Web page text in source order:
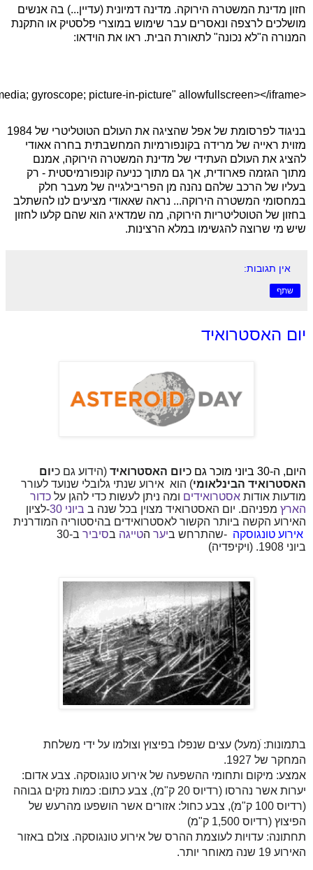
חזון מדינת המשטרה הירוקה. מדינה דמיונית (עדיין...) בה אנשים
מושלכים לרצפה ונאסרים עבר שימוש במוצרי פלסטיק או התקנת
המנורה ה"לא נכונה" לתאורת הבית. ראו את הוידאו:
<iframe width="560" height="315" src="https://www.youtube.com/embed/PVPyHrPZbVM" frameborder="0" allow="accelerometer; autoplay; encrypted-media; gyroscope; picture-in-picture" allowfullscreen></iframe>
בניגוד לפרסומת של אפל שהציגה את העולם הטוטליטרי של 1984
מזוית ראייה של מרידה בקונפורמיות המחשבתית בחרה אאודי
להציג את העולם העתידי של מדינת המשטרה הירוקה, אמנם
מתוך הגזמה פארודית, אך גם מתוך כניעה קונפורמיסטית - רק
בעליו של הרכב שלהם נהנה מן הפריבילגייה של מעבר חלק
במחסומי המשטרה הירוקה... נראה שאאודי מציעים לנו להשתלב
בחזון של הטוטליטריות הירוקה, מה שמדאיג הוא שהם קלעו לחזון
שיש מי שרוצה להגשימו במלא הרצינות.
אין תגובות:
שתף
יום האסטרואיד
היום, ה-30 ביוני מוכר גם כ יום האסטרואיד (הידוע גם כיום
האסטרואיד הבינלאומי( הוא אירוע שנתי גלובלי שנועד לעורר
מודעות אודות אסטרואידים ומה ניתן לעשות כדי להגן על כדור
הארץ מפניהם. יום האסטרואיד מצוין בכל שנה ב -30 ביוני
לציון
האירוע הקשה ביותר הקשור לאסטרואידים בהיסטוריה המודרנית
- אירוע טונגוסקה שהתרחש ביער הטייגה בסיביר
ב-30
ביוני 1908. (ויקיפדיה)
בתמונות: ׁ(מעל) עצים שנפלו בפיצוץ וצולמו על ידי משלחת
המחקר של 1927.
אמצע: מיקום ותחומי ההשפעה של אירוע טונגוסקה. צבע אדום:
יערות אשר נהרסו (רדיוס 20 ק"מ), צבע כתום: כמות נזקים גבוהה
(רדיוס 100 ק"מ), צבע כחול: אזורים אשר הושפעו מהרעש של
הפיצוץ (רדיוס 1,500 ק"מ)
תחתונה: עדויות לעוצמת ההרס של אירוע טונגוסקה. צולם באזור
האירוע 19 שנה מאוחר יותר.